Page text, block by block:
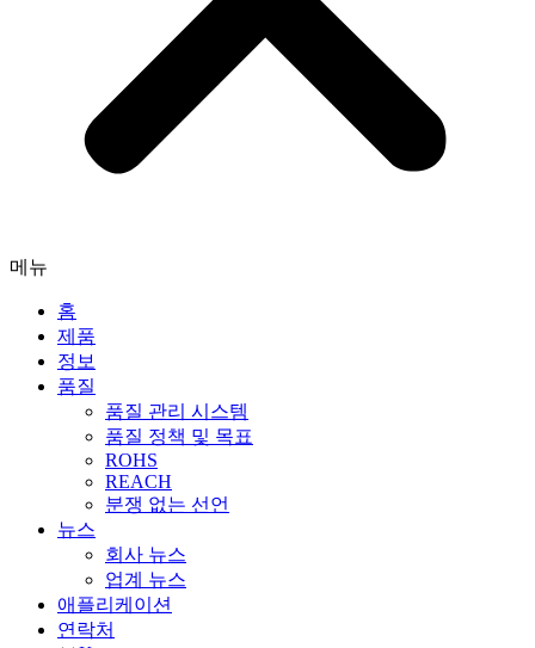
메뉴
홈
제품
정보
품질
품질 관리 시스템
품질 정책 및 목표
ROHS
REACH
분쟁 없는 선언
뉴스
회사 뉴스
업계 뉴스
애플리케이션
연락처